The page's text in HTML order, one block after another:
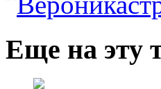
Еще на эту